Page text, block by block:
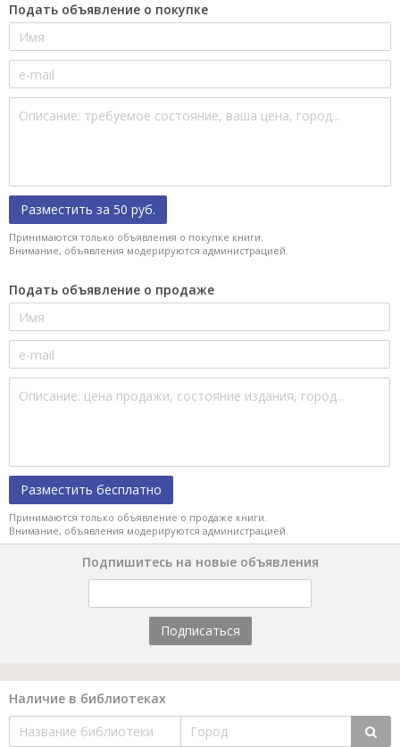
Подать объявление о покупке
Разместить за 50 руб.
Принимаются только объявления о покупке книги.
Внимание, объявления модерируются администрацией.
Подать объявление о продаже
Разместить бесплатно
Принимаются только объявление о продаже книги.
Внимание, объявления модерируются администрацией.
Подпишитесь на новые объявления
Подписаться
Наличие в библиотеках